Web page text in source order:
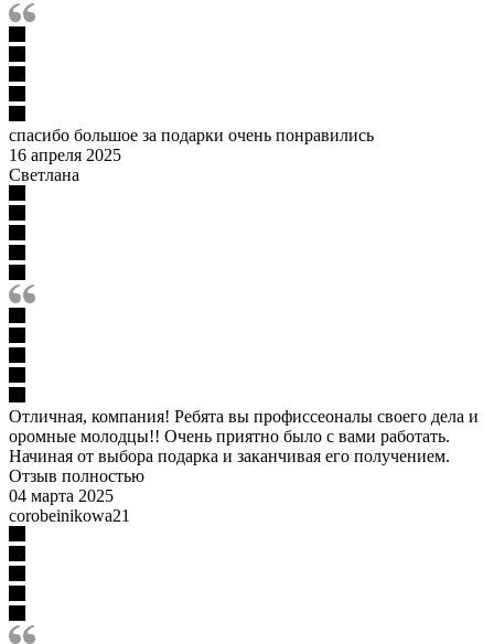
спасибо большое за подарки очень понравились
16 апреля 2025
Светлана
Отличная, компания! Ребята вы профиссеоналы своего дела и
оромные молодцы!! Очень приятно было с вами работать.
Начиная от выбора подарка и заканчивая его получением.
Отзыв полностью
04 марта 2025
corobeinikowa21